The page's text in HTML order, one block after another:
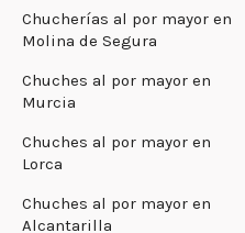
Chucherías al por mayor en
Molina de Segura
Chuches al por mayor en
Murcia
Chuches al por mayor en
Lorca
Chuches al por mayor en
Alcantarilla